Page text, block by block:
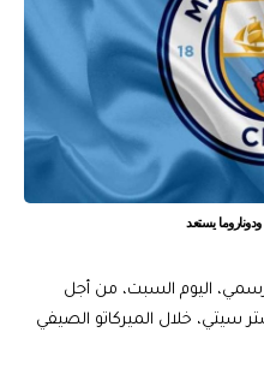
يستعد
اليوم السبت، من أجل
سيتي، خلال الميركاتو الصيفي